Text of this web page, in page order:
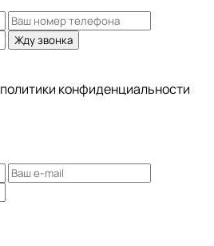
Жду звонка
политики конфиденциальности